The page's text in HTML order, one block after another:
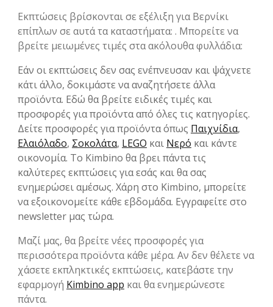
Εκπτώσεις βρίσκονται σε εξέλιξη για Βερνίκι
επίπλων σε αυτά τα καταστήματα: . Μπορείτε να
βρείτε μειωμένες τιμές στα ακόλουθα φυλλάδια:
Εάν οι εκπτώσεις δεν σας ενέπνευσαν και ψάχνετε
κάτι άλλο, δοκιμάστε να αναζητήσετε άλλα
προϊόντα. Εδώ θα βρείτε ειδικές τιμές και
προσφορές για προϊόντα από όλες τις κατηγορίες.
Δείτε προσφορές για προϊόντα όπως Παιχνίδια,
Ελαιόλαδο, Σοκολάτα, LEGO και Νερό και κάντε
οικονομία. Το Kimbino θα βρει πάντα τις
καλύτερες εκπτώσεις για εσάς και θα σας
ενημερώσει αμέσως. Χάρη στο Kimbino, μπορείτε
να εξοικονομείτε κάθε εβδομάδα. Εγγραφείτε στο
newsletter μας τώρα.
Μαζί μας, θα βρείτε νέες προσφορές για
περισσότερα προϊόντα κάθε μέρα. Αν δεν θέλετε να
χάσετε εκπληκτικές εκπτώσεις, κατεβάστε την
εφαρμογή Kimbino app και θα ενημερώνεστε
πάντα.